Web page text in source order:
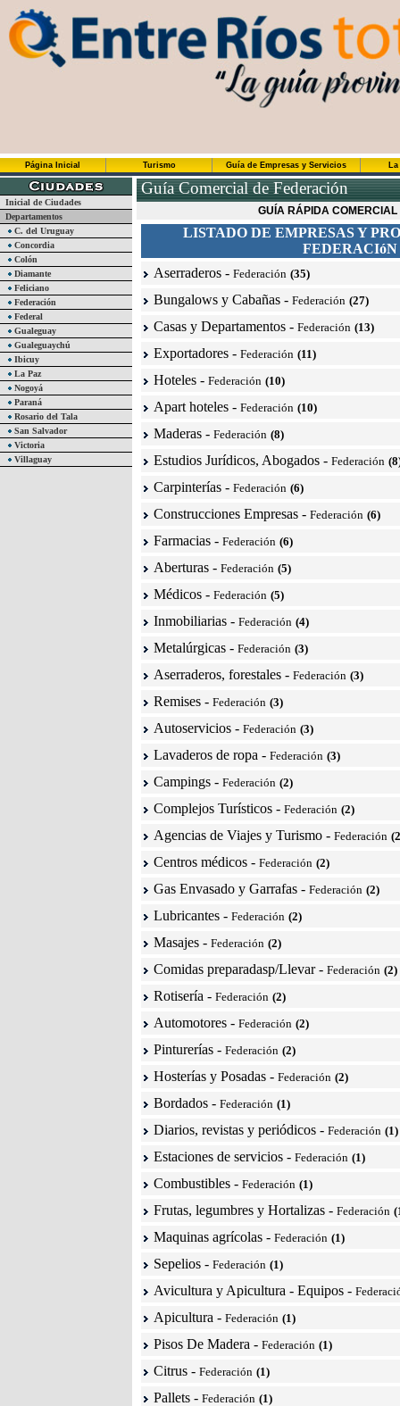
Página Inicial Turismo Guía de Empresas y Servicios
Inicial de Ciudades
Departamentos
C. del Uruguay
Concordia
Colón
Diamante
Feliciano
Federación
Federal
Gualeguay
Gualeguaychú
Ibicuy
La Paz
Nogoyá
Paraná
Rosario del Tala
San Salvador
Victoria
Villaguay
Guía Comercial de Federación
GUÍA RÁPIDA
LISTADO DE EMPRESAS Y
FEDERACIóN
Aserraderos - Federación (35)
Bungalows y Cabañas - Federación (27)
Casas y Departamentos - Federación (13)
Exportadores - Federación (11)
Hoteles - Federación (10)
Apart hoteles - Federación (10)
Maderas - Federación (8)
Estudios Jurídicos, Abogados - Federación
Carpinterías - Federación (6)
Construcciones Empresas - Federación (6)
Farmacias - Federación (6)
Aberturas - Federación (5)
Médicos - Federación (5)
Inmobiliarias - Federación (4)
Metalúrgicas - Federación (3)
Aserraderos, forestales - Federación (3)
Remises - Federación (3)
Autoservicios - Federación (3)
Lavaderos de ropa - Federación (3)
Campings - Federación (2)
Complejos Turísticos - Federación (2)
Agencias de Viajes y Turismo - Federación
Centros médicos - Federación (2)
Gas Envasado y Garrafas - Federación (2)
Lubricantes - Federación (2)
Masajes - Federación (2)
Comidas preparadasp/Llevar- Federación (2)
Rotisería - Federación (2)
Automotores - Federación (2)
Pinturerías - Federación (2)
Hosterías y Posadas - Federación (2)
Bordados - Federación (1)
Diarios, revistas y periódicos - Federación (1)
Estaciones de servicios - Federación (1)
Combustibles - Federación (1)
Frutas, legumbres y Hortalizas - Federación
Maquinas agrícolas - Federación (1)
Sepelios - Federación (1)
Avicultura y Apicultura - Equipos -
Apicultura - Federación (1)
Pisos De Madera - Federación (1)
Citrus - Federación (1)
Pallets - Federación (1)